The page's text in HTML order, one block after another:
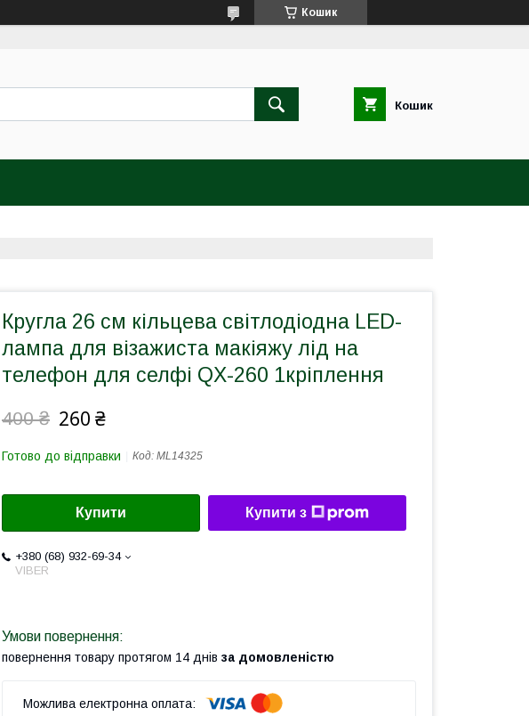
Кошик
Кошик
Кругла 26 см кільцева світлодіодна LED-
лампа для візажиста макіяжу лід на
телефон для селфі QX-260 1кріплення
400 ₴ 260 ₴
Готово до відправки Код: ML14325
Купити Купити з
+380 (68) 932-69-34
VIBER
повернення товару протягом 14 днів за домовленістю